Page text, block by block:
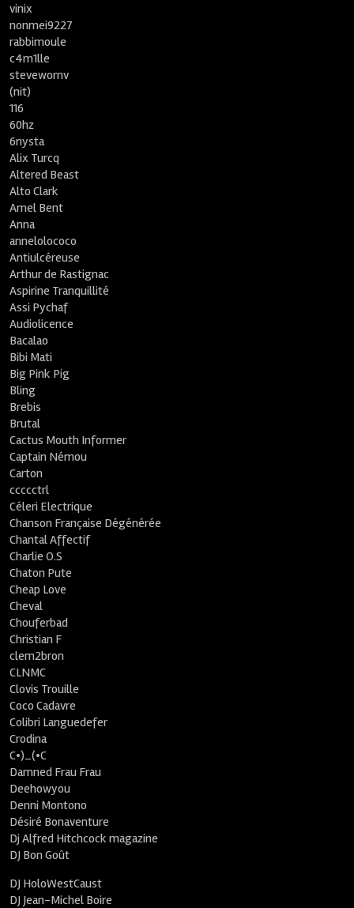
vinix
nonmei9227
rabbimoule
c4m1lle
stevewornv
(nit)
116
60hz
6nysta
Alix Turcq
Altered Beast
Alto Clark
Amel Bent
Anna
annelolococo
Antiulcéreuse
Arthur de Rastignac
Aspirine Tranquillité
Assi Pychaf
Audiolicence
Bacalao
Bibi Mati
Big Pink Pig
Bling
Brebis
Brutal
Cactus Mouth Informer
Captain Némou
Carton
ccccctrl
Céleri Electrique
Chanson Française Dégénérée
Chantal Affectif
Charlie O.S
Chaton Pute
Cheap Love
Cheval
Chouferbad
Christian F
clem2bron
CLNMC
Clovis Trouille
Coco Cadavre
Colibri Languedefer
Crodina
C•)_(•C
Damned Frau Frau
Deehowyou
Denni Montono
Désiré Bonaventure
Dj Alfred Hitchcock magazine
DJ Bon Goût
DJ HoloWestCaust
DJ Jean-Michel Boire